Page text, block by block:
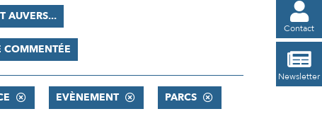

Contact

Newsletter
AUVERS...
COMMENTÉE
EVÈNEMENT PARCS